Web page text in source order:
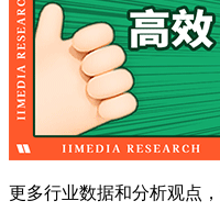
更多行业数据和分析观点